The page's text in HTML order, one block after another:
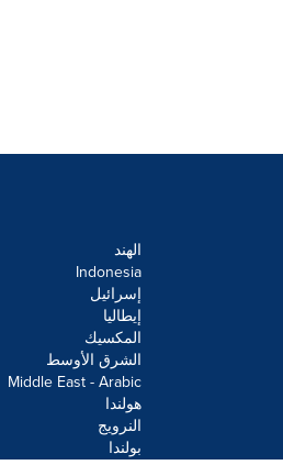
الهند
Indonesia
إسرائيل
إيطاليا
المكسيك
الشرق الأوسط
Middle East - Arabic
هولندا
النرويج
بولندا